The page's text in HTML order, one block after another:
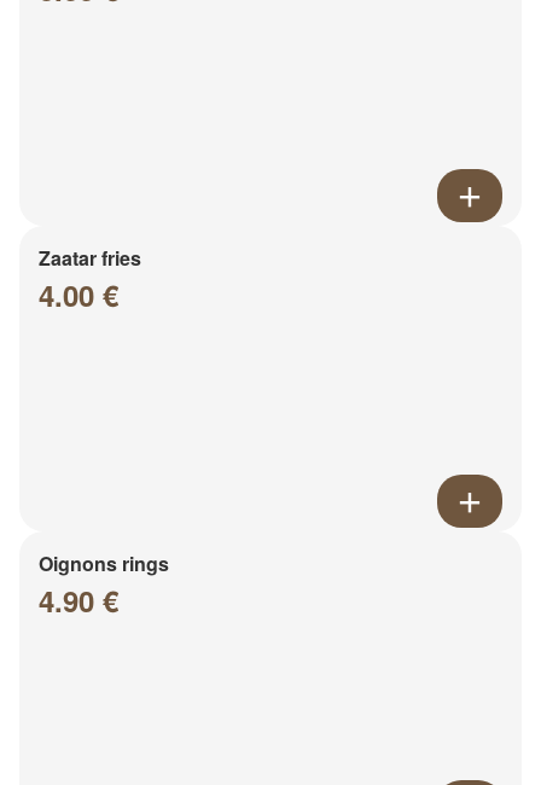
Zaatar fries
4.00 €
Oignons rings
4.90 €